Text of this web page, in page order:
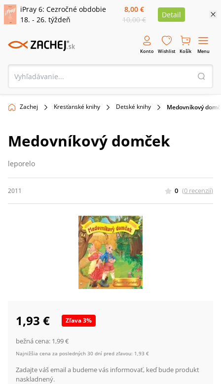
iPray 6: Cezročné obdobie
18. - 26. týždeň
8,00 €
10,00 €
Detail
Konto Wishlist Košík Menu
Zachej Kresťanské knihy Detské knihy Medovníkový
Medovníkový domček
leporelo
2011 0 (0 recenzií)
1,93 € Zľava3%
bežná cena: 1,99 €
Najnižšia cena za posledných 30 dní pred zľavou: 1,93 €
Zadajte váš email a budeme vás informovať, keď bude produkt
naskladnený.